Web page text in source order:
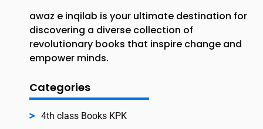
awaz e inqilab is your ultimate destination for
discovering a diverse collection of
revolutionary books that inspire change and
empower minds.
Categories
4th class Books KPK